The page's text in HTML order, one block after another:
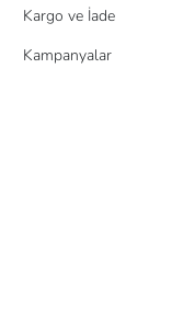
Kargo ve İade
Kampanyalar